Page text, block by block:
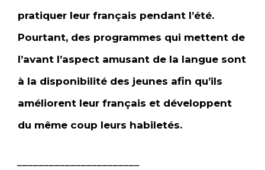
pratiquer leur français pendant l’été.
Pourtant, des programmes qui mettent de
l’avant l’aspect amusant de la langue sont
à la disponibilité des jeunes afin qu’ils
améliorent leur français et développent
du même coup leurs habiletés.
_______________________